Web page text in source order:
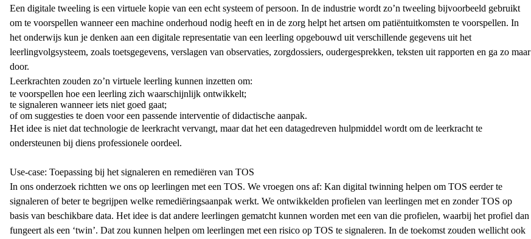
Een digitale tweeling is een virtuele kopie van een echt systeem of persoon. In de industrie wordt zo’n tweeling bijvoorbeeld gebruikt
om te voorspellen wanneer een machine onderhoud nodig heeft en in de zorg helpt het artsen om patiëntuitkomsten te voorspellen. In
het onderwijs kun je denken aan een digitale representatie van een leerling opgebouwd uit verschillende gegevens uit het
leerlingvolgsysteem, zoals toetsgegevens, verslagen van observaties, zorgdossiers, oudergesprekken, teksten uit rapporten en ga zo maar
door.
Leerkrachten zouden zo’n virtuele leerling kunnen inzetten om:
te voorspellen hoe een leerling zich waarschijnlijk ontwikkelt;
te signaleren wanneer iets niet goed gaat;
of om suggesties te doen voor een passende interventie of didactische aanpak.
Het idee is niet dat technologie de leerkracht vervangt, maar dat het een datagedreven hulpmiddel wordt om de leerkracht te
ondersteunen bij diens professionele oordeel.
Use-case: Toepassing bij het signaleren en remediëren van TOS
In ons onderzoek richtten we ons op leerlingen met een TOS. We vroegen ons af: Kan digital twinning helpen om TOS eerder te
signaleren of beter te begrijpen welke remediëringsaanpak werkt. We ontwikkelden profielen van leerlingen met en zonder TOS op
basis van beschikbare data. Het idee is dat andere leerlingen gematcht kunnen worden met een van die profielen, waarbij het profiel dan
fungeert als een ‘twin’. Dat zou kunnen helpen om leerlingen met een risico op TOS te signaleren. In de toekomst zouden wellicht ook